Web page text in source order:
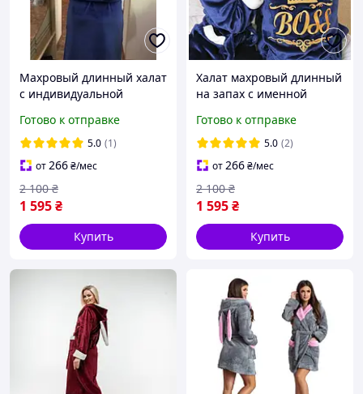
Mахровый длинный халат
с индивидуальной
капюшоном длинный на
запах мужской
Готово к отправке
5.0 (1)
от266₴/мес
1 595₴
2 100 ₴
Купить
Халат махровый длинный
на запах с именной
Готово к отправке
5.0 (2)
от266₴/мес
1 595₴
2 100 ₴
Купить